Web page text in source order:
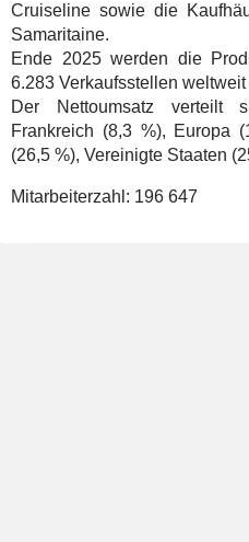
Cruiseline sowie die
Samaritaine.
Ende 2025 werden die
6.283 Verkaufsstellen weltweit
Der Nettoumsatz verteilt
Frankreich (8,3 %), Europa
(26,5 %), Vereinigte Staaten
Mitarbeiterzahl: 196 647